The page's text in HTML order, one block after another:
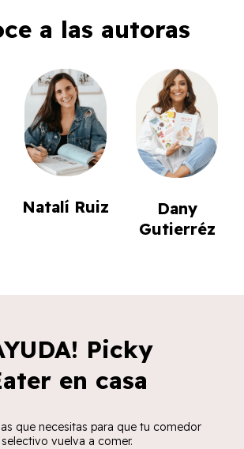
a las autoras
Natalí Ruiz
Dany
Gutierréz
Picky
en casa
que necesitas para que tu comedor
selectivo vuelva a comer.